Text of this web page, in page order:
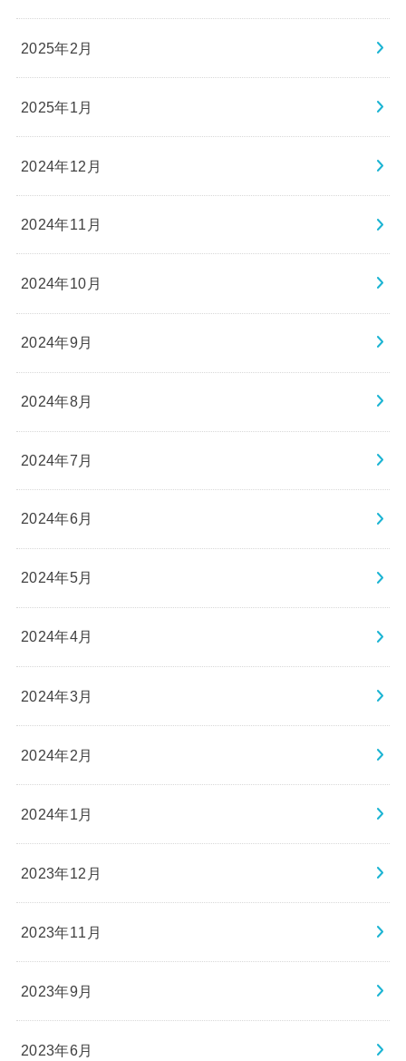
2025年2月
2025年1月
2024年12月
2024年11月
2024年10月
2024年9月
2024年8月
2024年7月
2024年6月
2024年5月
2024年4月
2024年3月
2024年2月
2024年1月
2023年12月
2023年11月
2023年9月
2023年6月